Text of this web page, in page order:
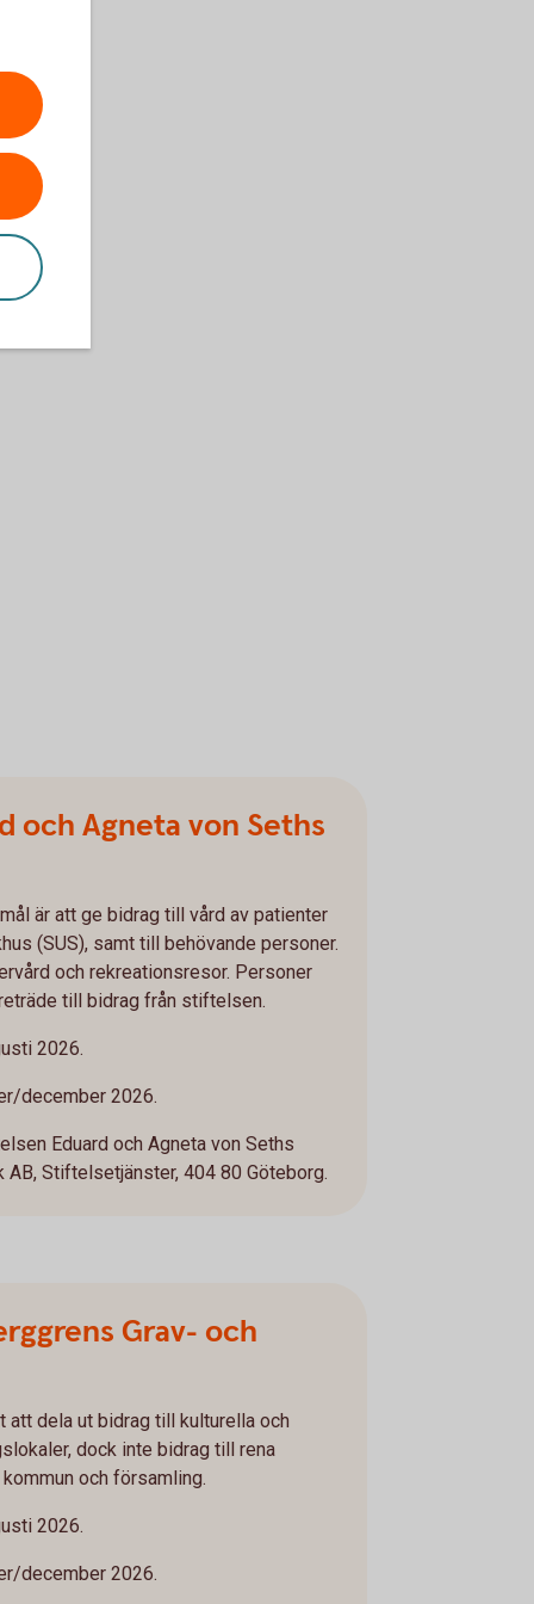
och Agneta von Seths
är att ge bidrag till vård av patienter
(SUS), samt till behövande personer.
och rekreationsresor. Personer
till bidrag från stiftelsen.
2026.
december 2026.
Eduard och Agneta von Seths
Stiftelsetjänster, 404 80 Göteborg.
Grav- och
att dela ut bidrag till kulturella och
dock inte bidrag till rena
och församling.
2026.
december 2026.